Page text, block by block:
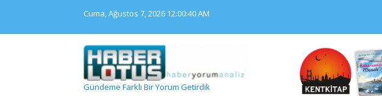
Cuma, Ağustos 7, 2026 12:00:41 AM
Gündeme Farklı Bir Yorum Getirdik